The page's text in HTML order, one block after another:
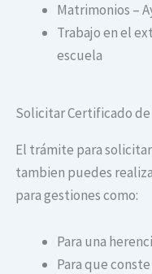
Matrimonios –
Trabajo en el
escuela
Solicitar Certificado
El trámite para
tambien puedes
para gestiones como:
Para una
Para que